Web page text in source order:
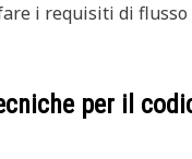
i requisiti di
per il